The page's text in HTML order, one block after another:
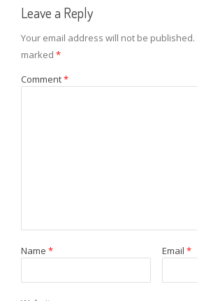
Leave a Reply
Your email address will not be published.
marked *
Comment*
Name * Email *